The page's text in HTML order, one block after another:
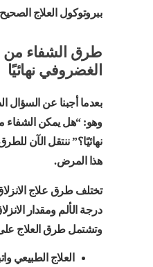
ببروتوكول العلاج
طرق الشفاء من
الغضروفي نهائيًا
بعدما أجبنا عن السؤال
وهو: “هل يمكن الشفاء
نهائيًا؟” ننتقل الآن
هذا المرض.
تختلف طرق علاج
درجة الألم ومقدار
وتشتمل طرق العلاج
العلاج الطبيعي